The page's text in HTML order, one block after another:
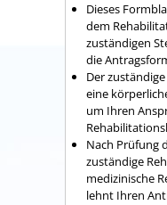
Dieses
dem
zuständigen
die
Der
eine
um Ihren
Nach Prüfung
zuständige
medizinische
lehnt Ihren